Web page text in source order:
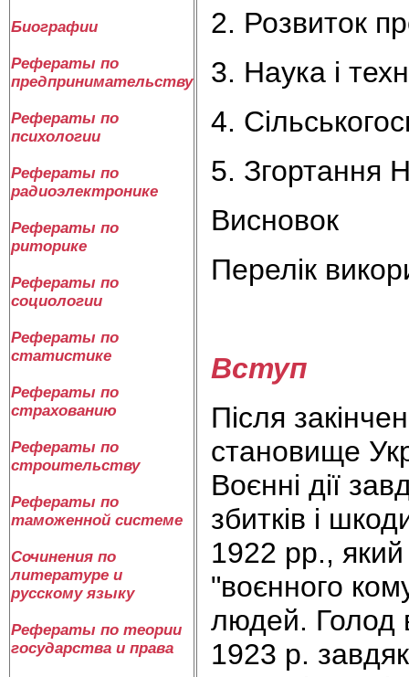
Биографии
Рефераты по
предпринимательству
Рефераты по
психологии
Рефераты по
радиоэлектронике
Рефераты по
риторике
Рефераты по
социологии
Рефераты по
статистике
Рефераты по
страхованию
Рефераты по
строительству
Рефераты по
таможенной системе
Сочинения по
литературе и
русскому языку
Рефераты по теории
государства и права
2. Розвиток
3. Наука і
4.
5. Згортання
Висновок
Перелік
Вступ
Після
становище
Воєнні дії
збитків і
1922 рр., який
"воєнного
людей. Голод
1923 р.